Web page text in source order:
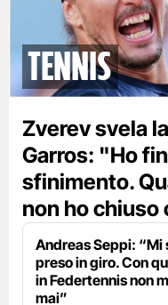
tennis
Zverev svela
Garros: "Ho
sfinimento.
non ho chiuso
Andreas Seppi: “Mi
preso in giro. Con
in Federtennis non
mai”